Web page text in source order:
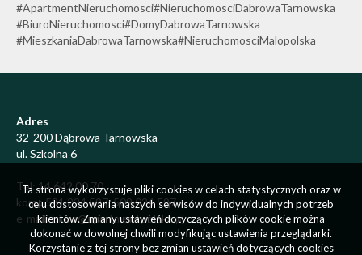
#ApartmentNieruchomosci#NieruchomosciDabrowaTarnowska
#BiuroNieruchomosci#DomyDabrowaTarnowska
#MieszkaniaDabrowaTarnowska#NieruchomosciMalopolska
Adres
32-200 Dąbrowa Tarnowska
ul. Szkolna 6
Tel: 14 642 00 70
kom.: 531 224 597, 509 024 597
e-mail: biuro@apartmentpolska.pl
Ta strona wykorzystuje pliki cookies w celach statystycznych oraz w
celu dostosowania naszych serwisów do indywidualnych potrzeb
klientów. Zmiany ustawień dotyczących plików cookie można
dokonać w dowolnej chwili modyfikując ustawienia przeglądarki.
Korzystanie z tej strony bez zmian ustawień dotyczących cookies